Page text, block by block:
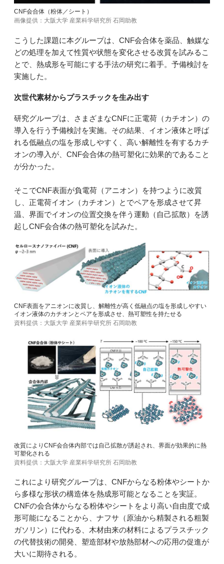
CNF会合体（粉体／シート）
画像提供：大阪大学 産業科学研究所 石岡助教
こうした課題に本グループは、CNF会合体を薬品、触媒な
どの処理を加えて性質や状態を変化させる改質を試みるこ
とで、熱成形を可能にする手法の研究に着手。予備検討を
実施した。
次世代素材からプラスチックを生み出す
研究グループは、さまざまなCNFに正電荷（カチオン）の
導入を行う予備検討を実施。その結果、イオン液体と呼ば
れる低融点の塩を形成しやすく、高い解離性を有するカチ
オンの導入が、CNF会合体の熱可塑化に効果的であること
が分かった。
そこでCNF表面が負電荷（アニオン）を持つように改質
し、正電荷イオン（カチオン）とでペアを形成させて昇
温、界面でイオンの位置交換を伴う運動（自己拡散）を誘
起しCNF会合体の熱可塑化を試みた。
CNF表面をアニオンに改質し、解離性が高く低融点の塩を形成しやすい
イオン液体のカチオンとペアを形成させ、熱可塑性を持たせる
資料提供：大阪大学 産業科学研究所 石岡助教
改質によりCNF会合体内部では自己拡散が誘起され、界面が効果的に熱
可塑化される
資料提供：大阪大学 産業科学研究所 石岡助教
これにより研究グループは、CNFからなる粉体やシートか
ら多様な形状の構造体を熱成形可能となることを実証。
CNFの会合体からなる粉体やシートをより高い自由度で成
形可能になることから、ナフサ（原油から精製される粗製
ガソリン）に代わる、木材由来の材料によるプラスチック
の代替技術の開発、塑造部材や放熱部材への応用の促進が
大いに期待される。